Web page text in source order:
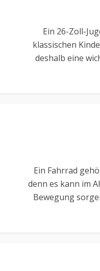
Ein 26-Zoll-
klassischen
deshalb eine
Ein Fahrrad
denn es kann im
Bewegung